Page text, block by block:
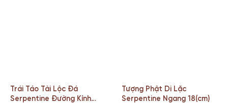
Trái Táo Tài Lộc Đá
Serpentine Đường Kính
Tượng Phật Di Lặc
Serpentine Ngang 18(cm)